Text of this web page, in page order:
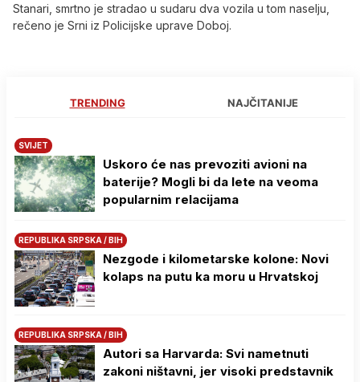
Stanari, smrtno je stradao u sudaru dva vozila u tom naselju,
rečeno je Srni iz Policijske uprave Doboj.
TRENDING NAJČITANIJE
SVIJET
Uskoro će nas prevoziti avioni na
baterije? Mogli bi da lete na veoma
popularnim relacijama
REPUBLIKA SRPSKA / BIH
Nezgode i kilometarske kolone: Novi
kolaps na putu ka moru u Hrvatskoj
REPUBLIKA SRPSKA / BIH
Autori sa Harvarda: Svi nametnuti
zakoni ništavni, jer visoki predstavnik